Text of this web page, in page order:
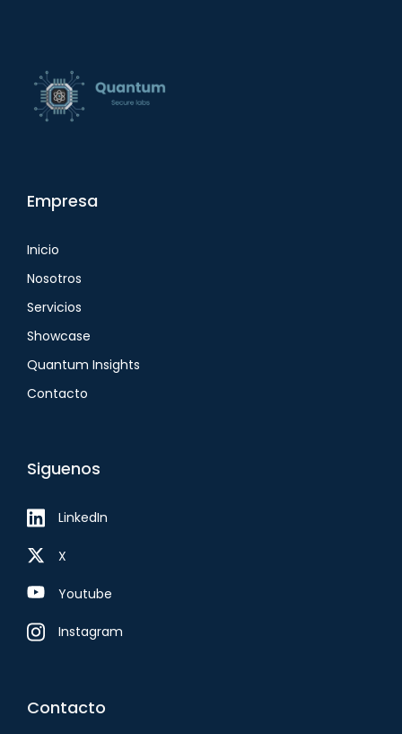
Empresa
Inicio
Nosotros
Servicios
Showcase
Quantum Insights
Contacto
Siguenos
LinkedIn
X
Youtube
Instagram
Contacto